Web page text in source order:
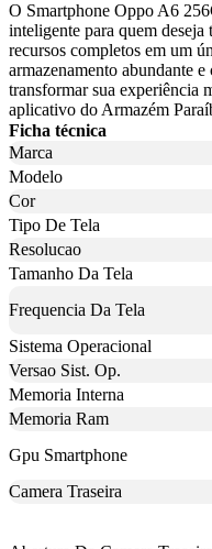
O Smartphone Oppo A6
inteligente para quem
recursos completos em um
armazenamento abundante e
transformar sua experiência
aplicativo do Armazém
Ficha técnica
Marca
Modelo
Cor
Tipo De Tela
Resolucao
Tamanho Da Tela
Frequencia Da Tela
Sistema Operacional
Versao Sist. Op.
Memoria Interna
Memoria Ram
Gpu Smartphone
Camera Traseira